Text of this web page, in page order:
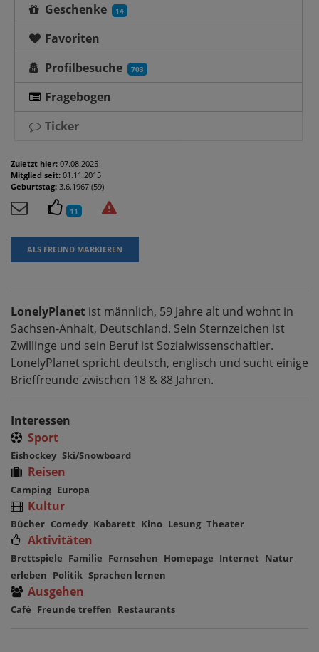
Geschenke
14
Favoriten
Profilbesuche
703
Fragebogen
Ticker
Zuletzt hier: 07.08.2025
Mitglied seit: 01.11.2015
Geburtstag: 3.6.1967 (59)
11
ALS FREUND MARKIEREN
LonelyPlanet ist männlich, 59 Jahre alt und wohnt in
Sachsen-Anhalt, Deutschland. Sein Sternzeichen ist
Zwillinge und sein Beruf ist Sozialwissenschaftler.
LonelyPlanet spricht deutsch, englisch und sucht einige
Brieffreunde zwischen 18 & 88 Jahren.
Interessen
Sport
Eishockey Ski/Snowboard
Reisen
Camping Europa
Kultur
Bücher Comedy Kabarett Kino Lesung Theater
Aktivitäten
Brettspiele Familie Fernsehen Homepage Internet Natur
erleben Politik Sprachen lernen
Ausgehen
Café Freunde treffen Restaurants